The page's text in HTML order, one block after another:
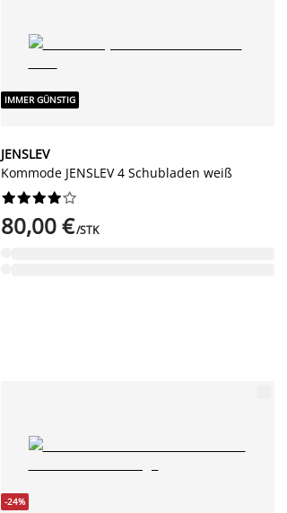
IMMER GÜNSTIG
JENSLEV
Kommode JENSLEV 4 Schubladen weiß






80,00 €/STK
-24%